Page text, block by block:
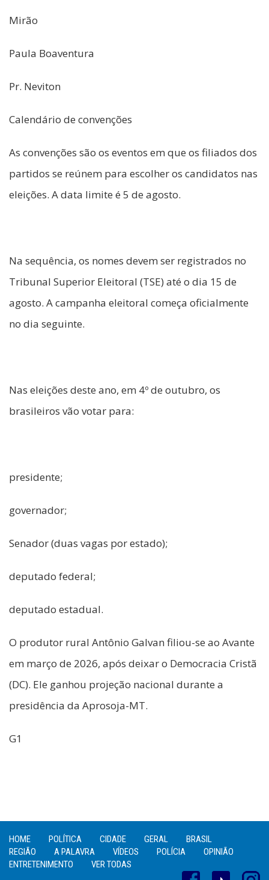
Mirão
Paula Boaventura
Pr. Neviton
Calendário de convenções
As convenções são os eventos em que os filiados dos
partidos se reúnem para escolher os candidatos nas
eleições. A data limite é 5 de agosto.
Na sequência, os nomes devem ser registrados no
Tribunal Superior Eleitoral (TSE) até o dia 15 de
agosto. A campanha eleitoral começa oficialmente
no dia seguinte.
Nas eleições deste ano, em 4º de outubro, os
brasileiros vão votar para:
presidente;
governador;
Senador (duas vagas por estado);
deputado federal;
deputado estadual.
O produtor rural Antônio Galvan filiou-se ao Avante
em março de 2026, após deixar o Democracia Cristã
(DC). Ele ganhou projeção nacional durante a
presidência da Aprosoja-MT.
G1
HOME POLÍTICA CIDADE GERAL
BRASIL
REGIÃO
A PALAVRA VÍDEOS POLÍCIA
OPINIÃO
ENTRETENIMENTO
VER TODAS